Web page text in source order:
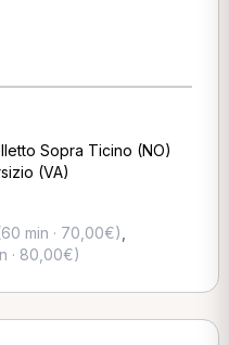
Sopra Ticino (NO)
(VA)
min · 70,00€)
· 80,00€)